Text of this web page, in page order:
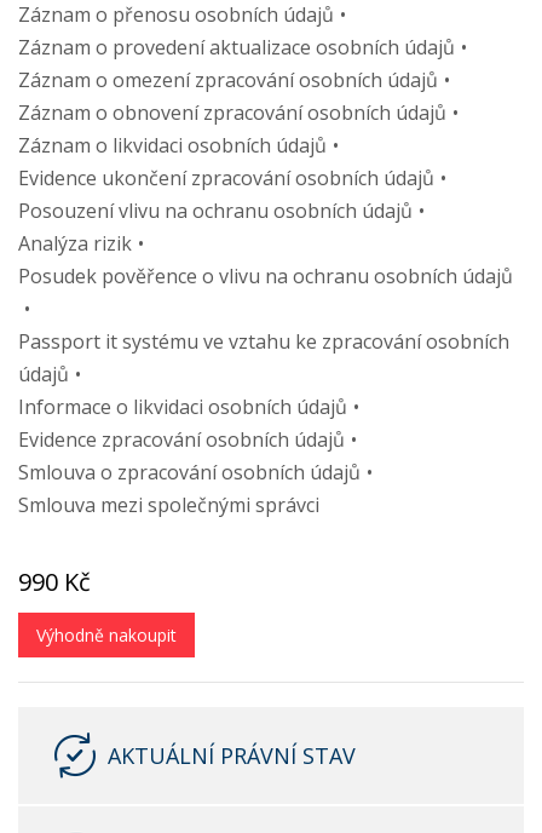
Záznam o přenosu osobních údajů
Záznam o provedení aktualizace osobních údajů
Záznam o omezení zpracování osobních údajů
Záznam o obnovení zpracování osobních údajů
Záznam o likvidaci osobních údajů
Evidence ukončení zpracování osobních údajů
Posouzení vlivu na ochranu osobních údajů
Analýza rizik
Posudek pověřence o vlivu na ochranu osobních údajů
Passport it systému ve vztahu ke zpracování osobních
údajů
Informace o likvidaci osobních údajů
Evidence zpracování osobních údajů
Smlouva o zpracování osobních údajů
Smlouva mezi společnými správci
990 Kč
Výhodně nakoupit
AKTUÁLNÍ PRÁVNÍ STAV